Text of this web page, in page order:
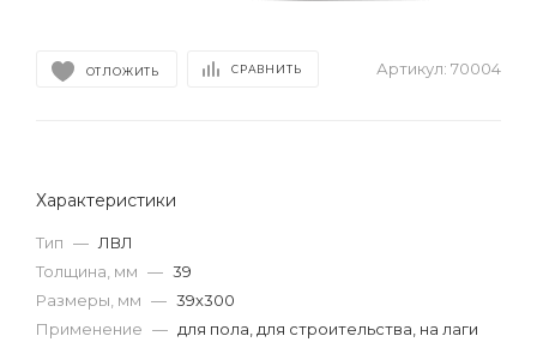
ОТЛОЖИТЬ СРАВНИТЬ Артикул: 70004
Характеристики
Тип — ЛВЛ
Толщина, мм — 39
Размеры, мм — 39х300
Применение — для пола, для строительства, на лаги